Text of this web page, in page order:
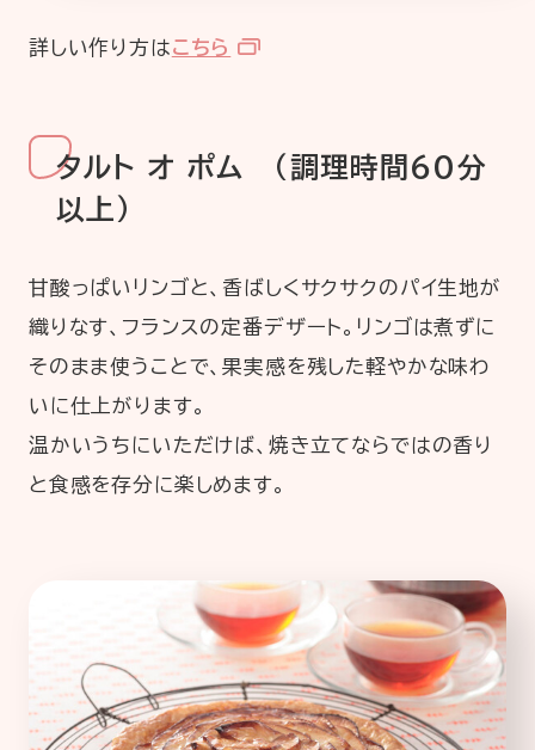
詳しい作り方はこちら
タルト オ ポム （調理時間60分
以上）
甘酸っぱいリンゴと、香ばしくサクサクのパイ生地が
織りなす、フランスの定番デザート。リンゴは煮ずに
そのまま使うことで、果実感を残した軽やかな味わ
いに仕上がります。
温かいうちにいただけば、焼き立てならではの香り
と食感を存分に楽しめます。